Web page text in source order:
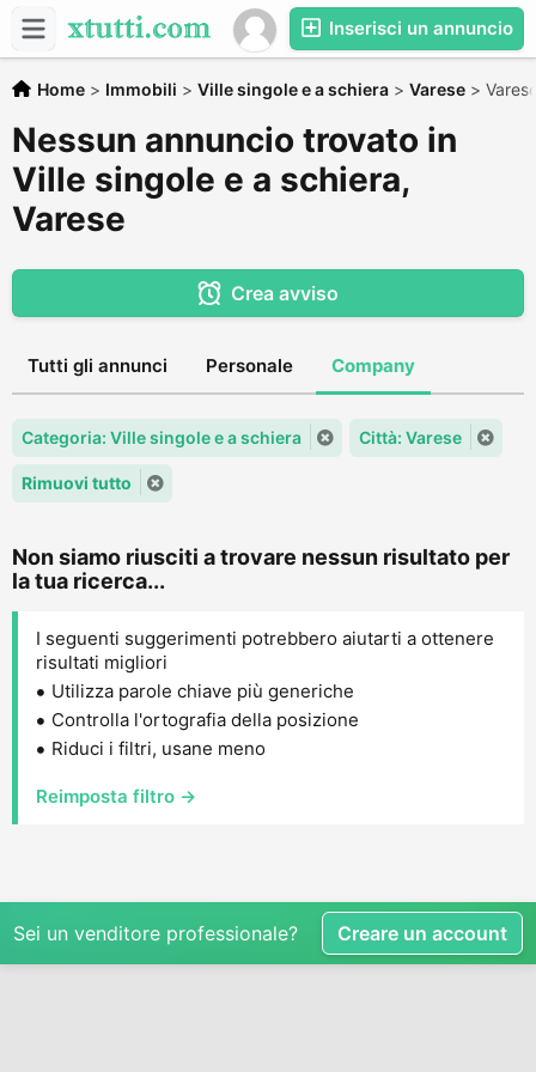
Inserisci un annuncio
Home > Immobili > Ville singole e a schiera > Varese >
Nessun annuncio trovato in
Ville singole e a schiera,
Varese
Crea avviso
Tutti gli annunci Personale Company
Categoria: Ville singole e a schiera Città: Varese
Rimuovi tutto
Non siamo riusciti a trovare nessun risultato per
la tua ricerca...
I seguenti suggerimenti potrebbero aiutarti a ottenere
risultati migliori
Utilizza parole chiave più generiche
Controlla l'ortografia della posizione
Riduci i filtri, usane meno
Reimposta filtro →
Sei un venditore professionale? Creare un account